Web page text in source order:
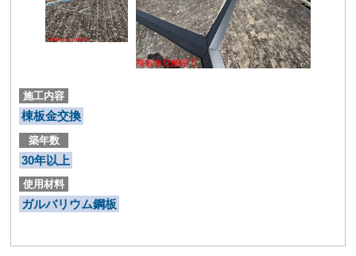
施工内容
棟板金交換
築年数
30年以上
使用材料
ガルバリウム鋼板